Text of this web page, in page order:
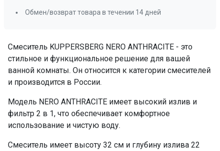
Смеситель KUPPERSBERG NERO ANTHRACITE - это
стильное и функциональное решение для вашей
ванной комнаты. Он относится к категории смесителей
и производится в России.
Модель NERO ANTHRACITE имеет высокий излив и
фильтр 2 в 1, что обеспечивает комфортное
использование и чистую воду.
Смеситель имеет высоту 32 см и глубину излива 22
Обмен/возврат товара в течении 14 дней